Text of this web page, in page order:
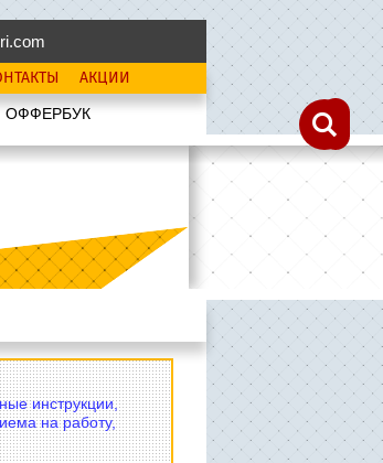
АКЦИИ
OФФЕРБУК
инструкции,
на работу,